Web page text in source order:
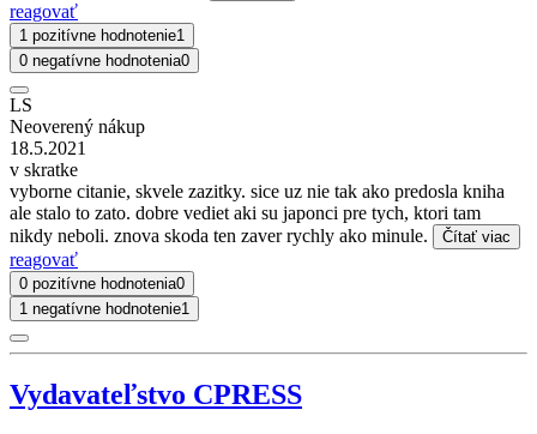
reagovať
1 pozitívne hodnotenie1
0 negatívne hodnotenia0
LS
Neoverený nákup
18.5.2021
v skratke
vyborne citanie, skvele zazitky. sice uz nie tak ako predosla kniha
ale stalo to zato. dobre vediet aki su japonci pre tych, ktori tam
nikdy neboli. znova skoda ten zaver rychly ako minule.
Čítať viac
reagovať
0 pozitívne hodnotenia0
1 negatívne hodnotenie1
Vydavateľstvo CPRESS